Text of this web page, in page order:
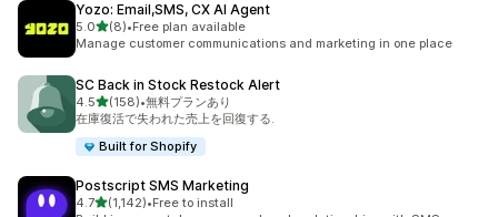
Yozo: Email,SMS, CX AI Agent
5.05つ星中
(8)
合計レビュー数：8件
•Free plan available
Manage customer communications and marketing in one place
SC Back in Stock Restock Alert
4.55つ星中
(158)
合計レビュー数：158件
•無料プランあり
在庫復活で失われた売上を回復する.
Built for Shopify
Postscript SMS Marketing
4.75つ星中
(1,142)
合計レビュー数：1142件
•Free to install